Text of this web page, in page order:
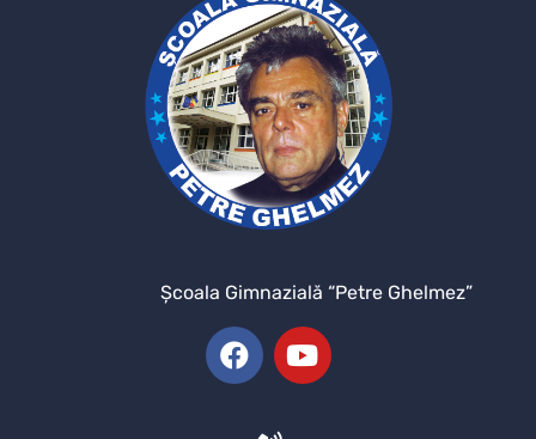
Şcoala Gimnazială “Petre Ghelmez”